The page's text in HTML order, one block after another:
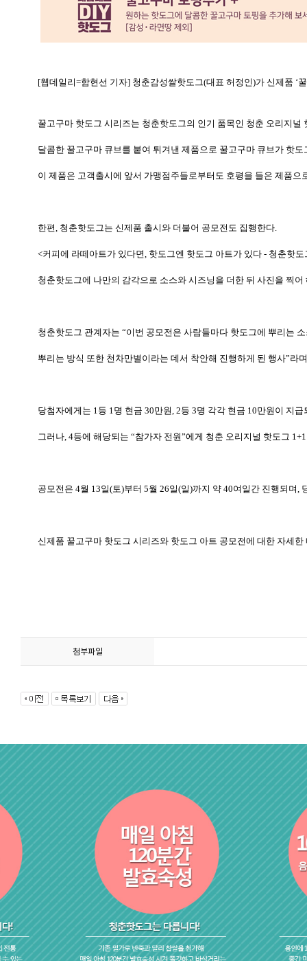
[웹데일리=함현선 기자] 청춘감성쌀핫도그(대표 허정인)가 신제품 ‘
꿀고구마 핫도그 시리즈는 청춘핫도그의 인기 품목인 청춘 오리지널
달콤한 꿀고구마 큐브를 붙여 튀겨낸 제품으로 꿀고구마 큐브가 핫
이 제품은 고객출시에 앞서 가맹점주들로부터도 호평을 들은 제품으
한편, 청춘핫도그는 신제품 출시와 더불어 공모전도 집행한다.
<커피에 라떼아트가 있다면, 핫도그엔 핫도그 아트가 있다 - 청춘핫도
청춘핫도그에 나만의 감각으로 소스와 시즈닝을 더한 뒤 사진을 찍어
청춘핫도그 관계자는 “이번 공모전은 사람들마다 핫도그에 뿌리는
뿌리는 방식 또한 천차만별이라는 데서 착안해 진행하게 된 행사”라며
당첨자에게는 1등 1명 현금 30만원, 2등 3명 각각 현금 10만원이 지급
그러나, 4등에 해당되는 “참가자 전원”에게 청춘 오리지널 핫도그
공모전은 4월 13일(토)부터 5월 26일(일)까지 약 40여일간 진행되며,
신제품 꿀고구마 핫도그 시리즈와 핫도그 아트 공모전에 대한 자세
첨부파일